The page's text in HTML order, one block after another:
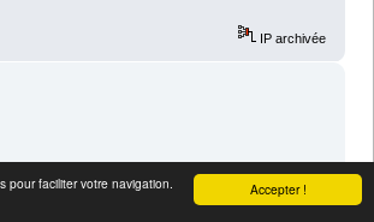
Accepter !
pour faciliter votre navigation.
IP archivée